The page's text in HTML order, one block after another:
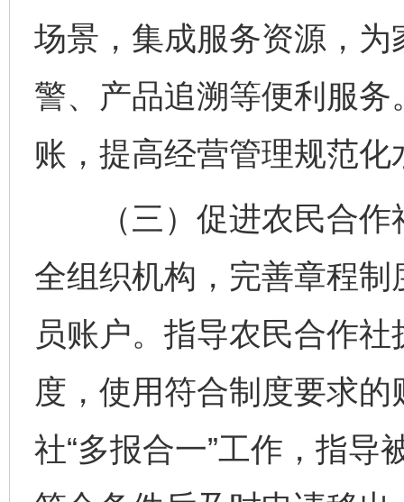
场景，集成服务资源，
警、产品追溯等便利服
账，提高经营管理规范化
（三）促进农民合作
全组织机构，完善章程
员账户。指导农民合作
度，使用符合制度要求
社“多报合一”工作，指导